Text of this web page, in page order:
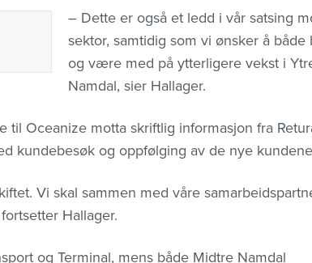
– Dette er også et ledd i vår satsing
sektor, samtidig som vi ønsker å både
og være med på ytterligere vekst i
Namdal, sier Hallager.
Oceanize motta skriftlig informasjon fra
kundebesøk og oppfølging av de nye
Vi skal sammen med våre
Hallager.
og Terminal, mens både Midtre Namdal